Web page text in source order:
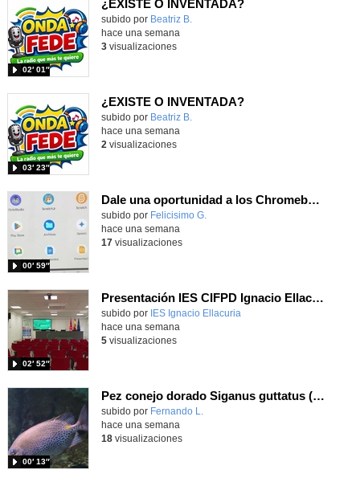
¿EXISTE O INVENTADA?
Contenido educativo.
subido por Beatriz B.
02′ 01″
hace una semana
3visualizaciones
¿EXISTE O INVENTADA?
Contenido educativo.
subido por Beatriz B.
03′ 23″
hace una semana
2 visualizaciones
Dale una oportunidad a los Chromebooks y utiliza un proyector para realizar talleres si no tienes pantallas táctiles
Contenido educativo.
subido por Felicisimo G.
00′ 59″
hace una semana
17visualizaciones
Presentación IES CIFPD Ignacio Ellacuría
Contenido educativo.
subido por IES Ignacio Ellacuria
02′ 52″
hace una semana
5visualizaciones
Pez conejo dorado Siganus guttatus (Bloch, 1786)
Contenido educativo.
subido por Fernando L.
00′ 13″
hace una semana
18visualizaciones